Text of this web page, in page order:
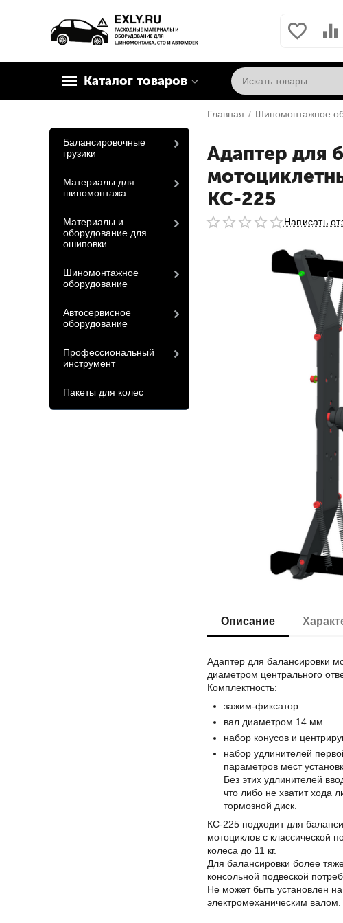
Каталог товаров
Балансировочные
грузики
Материалы для
шиномонтажа
Материалы и
оборудование для
ошиповки
Шиномонтажное
оборудование
Автосервисное
оборудование
Профессиональный
инструмент
Пакеты для колес
Главная / Шиномонтажное
Адаптер для
КС-225
Написать
Описание
Адаптер для балансировки
диаметром центрального
Комплектность:
зажим-фиксатор
вал диаметром 14 мм
набор конусов и
набор удлинителей
параметров мест
Без этих удлинителей
что либо не хватит хода
тормозной диск.
КС-225 подходит для
мотоциклов с классической
колеса до 11 кг.
Для балансировки более
консольной подвеской
Не может быть установлен
электромеханическим валом.